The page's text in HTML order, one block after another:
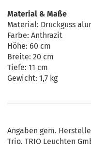
Material & Maße
Material: Druckguss
Farbe: Anthrazit
Höhe: 60 cm
Breite: 20 cm
Tiefe: 11 cm
Gewicht: 1,7 kg
Angaben gem.
Trio, TRIO Leuchten